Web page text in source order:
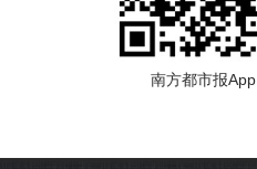
南方都市报App